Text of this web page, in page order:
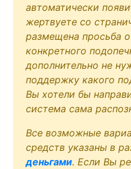
автоматически
жертвуете со
размещена просьба
конкретного
дополнительно не
поддержку какого
Вы хотели бы
система сама
Все возможные
средств указаны в
деньгами. Если Вы